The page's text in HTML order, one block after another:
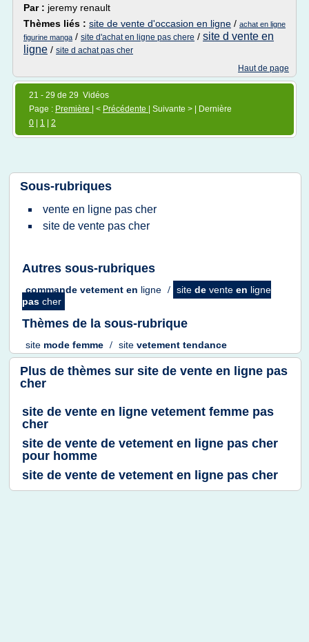
Par : jeremy renault
Thèmes liés : site de vente d'occasion en ligne / achat en ligne
figurine manga / site d'achat en ligne pas chere / site d vente en
ligne / site d achat pas cher
Haut de page
21 - 29 de 29 Vidéos
Page : Première | < Précédente
| Suivante > | Dernière
0
1 2
Sous-rubriques
vente en ligne pas cher
site de vente pas cher
Autres sous-rubriques
commande vetement en ligne / site de vente en ligne
pas cher
Thèmes de la sous-rubrique
site mode femme / site vetement tendance
Plus de thèmes sur site de vente en ligne pas
cher
site de vente en ligne vetement femme pas
cher
site de vente de vetement en ligne pas cher
pour homme
site de vente de vetement en ligne pas cher